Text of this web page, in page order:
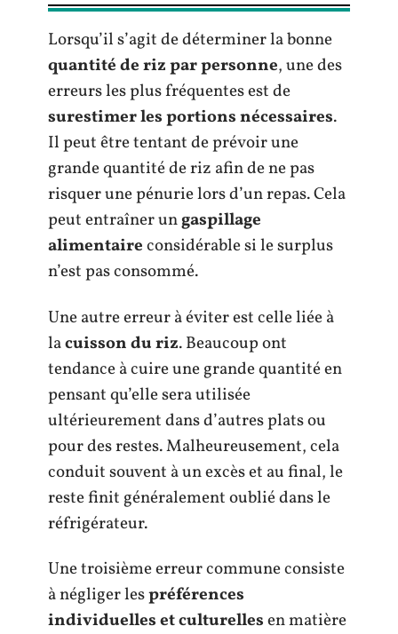
Lorsqu’il s’agit de déterminer la bonne
quantité de riz par personne, une des
erreurs les plus fréquentes est de
surestimer les portions nécessaires.
Il peut être tentant de prévoir une
grande quantité de riz afin de ne pas
risquer une pénurie lors d’un repas. Cela
peut entraîner ungaspillage
alimentaireconsidérable si le surplus
n’est pas consommé.
Une autre erreur à éviter est celle liée à
lacuisson du riz. Beaucoup ont
tendance à cuire une grande quantité en
pensant qu’elle sera utilisée
ultérieurement dans d’autres plats ou
pour des restes. Malheureusement, cela
conduit souvent à un excès et au final, le
reste finit généralement oublié dans le
réfrigérateur.
Une troisième erreur commune consiste
à négliger lespréférences
individuelles et culturellesen matière